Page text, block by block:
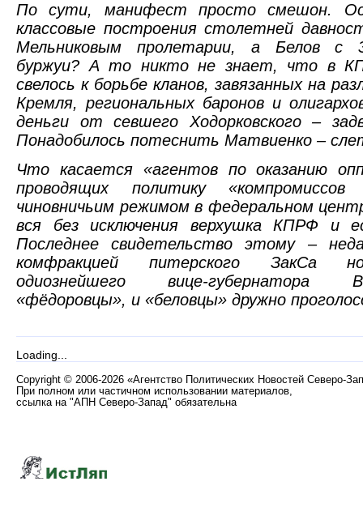
По сути, манифест просто смешон.
классовые построения столетней
Мельниковым пролетарии, а Белов с
буржуи? А то никто не знает, что в
свелось к борьбе кланов, завязанных на
Кремля, региональных баронов и
деньги от севшего Ходорковского –
Понадобилось потеснить Матвиенко –
Что касается «агентов по оказанию
проводящих политику «компромиссов
чиновничьим режимом в федеральном
вся без исключения верхушка КПРФ и
Последнее свидетельство этому –
комфракцией питерского ЗакСа
одиознейшего вице-губернатора
«фёдоровцы», и «беловцы» дружно
Loading...
Copyright © 2006-2026 «Агентство Политических Новостей Северо-
При полном или частичном использовании материалов,
ссылка на "АПН Северо-Запад" обязательна